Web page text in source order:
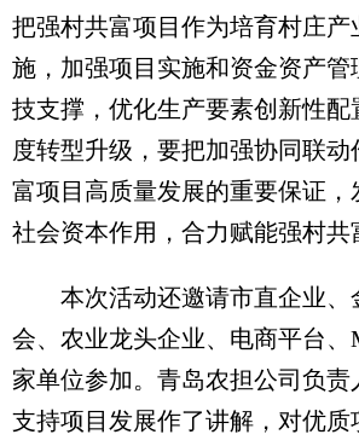
把强村共富项目作为培育村庄产
施，加强项目实施和资金资产管
技支撑，优化生产要素创新性配
度转型升级，要把加强协同联
富项目高质量发展的重要保证，
社会资本作用，合力赋能强村共
本次活动还邀请市直企业、
会、农业龙头企业、电商平台、
家单位参加。青岛农担公司负责
支持项目发展作了讲解，对优质